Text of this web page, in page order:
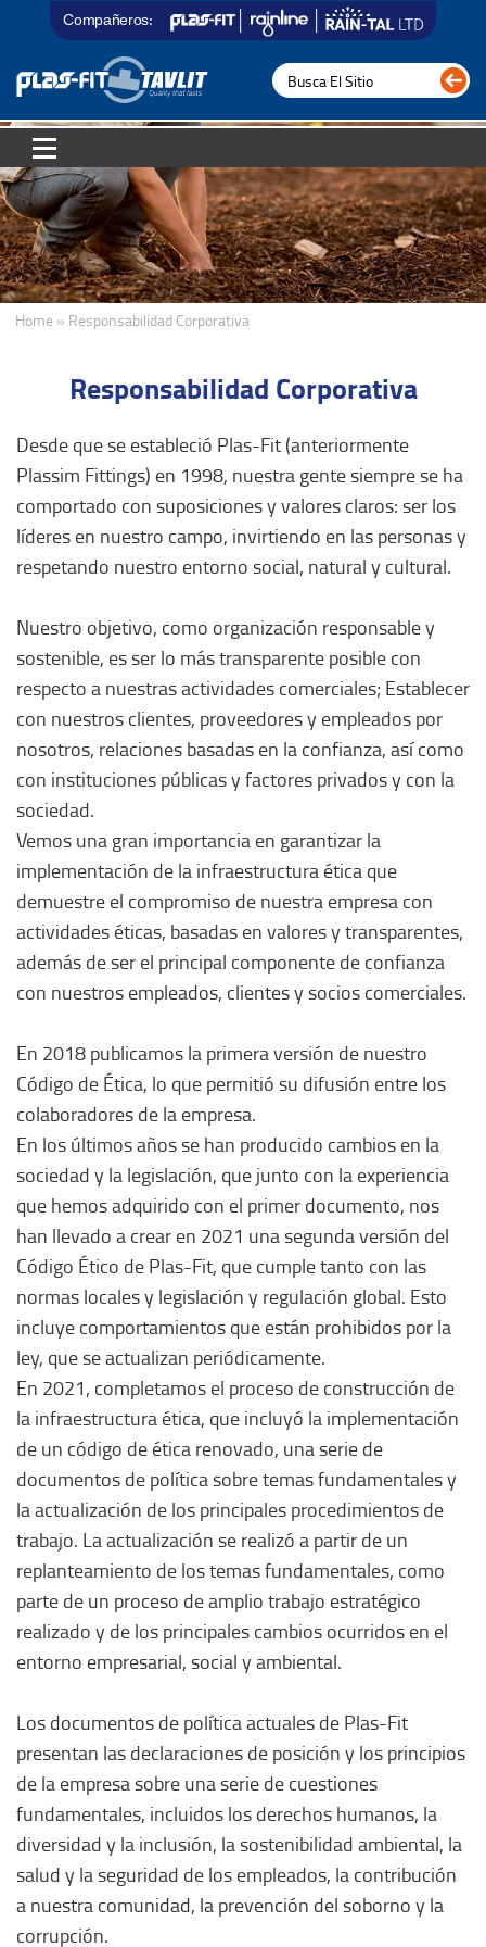
Compañeros:
Home » Responsabilidad Corporativa
Responsabilidad Corporativa
Desde que se estableció Plas-Fit (anteriormente
Plassim Fittings) en 1998, nuestra gente siempre se ha
comportado con suposiciones y valores claros: ser los
líderes en nuestro campo, invirtiendo en las personas y
respetando nuestro entorno social, natural y cultural.
Nuestro objetivo, como organización responsable y
sostenible, es ser lo más transparente posible con
respecto a nuestras actividades comerciales; Establecer
con nuestros clientes, proveedores y empleados por
nosotros, relaciones basadas en la confianza, así como
con instituciones públicas y factores privados y con la
sociedad.
Vemos una gran importancia en garantizar la
implementación de la infraestructura ética que
demuestre el compromiso de nuestra empresa con
actividades éticas, basadas en valores y transparentes,
además de ser el principal componente de confianza
con nuestros empleados, clientes y socios comerciales.
En 2018 publicamos la primera versión de nuestro
Código de Ética, lo que permitió su difusión entre los
colaboradores de la empresa.
En los últimos años se han producido cambios en la
sociedad y la legislación, que junto con la experiencia
que hemos adquirido con el primer documento, nos
han llevado a crear en 2021 una segunda versión del
Código Ético de Plas-Fit, que cumple tanto con las
normas locales y legislación y regulación global. Esto
incluye comportamientos que están prohibidos por la
ley, que se actualizan periódicamente.
En 2021, completamos el proceso de construcción de
la infraestructura ética, que incluyó la implementación
de un código de ética renovado, una serie de
documentos de política sobre temas fundamentales y
la actualización de los principales procedimientos de
trabajo. La actualización se realizó a partir de un
replanteamiento de los temas fundamentales, como
parte de un proceso de amplio trabajo estratégico
realizado y de los principales cambios ocurridos en el
entorno empresarial, social y ambiental.
Los documentos de política actuales de Plas-Fit
presentan las declaraciones de posición y los principios
de la empresa sobre una serie de cuestiones
fundamentales, incluidos los derechos humanos, la
diversidad y la inclusión, la sostenibilidad ambiental, la
salud y la seguridad de los empleados, la contribución
a nuestra comunidad, la prevención del soborno y la
corrupción.